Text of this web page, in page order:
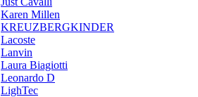
Karen Millen
KREUZBERGKINDER
Lacoste
Lanvin
Laura Biagiotti
Leonardo D
LighTec